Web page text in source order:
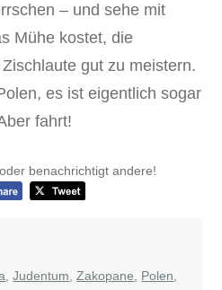
– und sehe mit
Mühe kostet, die
gut zu meistern.
es ist eigentlich sogar
fahrt!
benachrichtigt andere!
,Judentum ,Zakopane Polen